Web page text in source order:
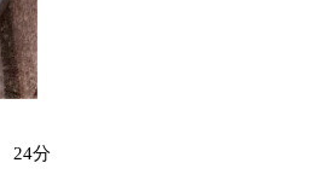
24分